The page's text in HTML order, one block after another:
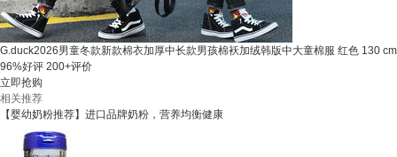
G.duck2026男童冬款新款棉衣加厚中长款男孩棉袄加绒韩版中大童棉服 红色 130 cm
96%好评 200+评价
立即抢购
相关推荐
【婴幼奶粉推荐】进口品牌奶粉，营养均衡健康